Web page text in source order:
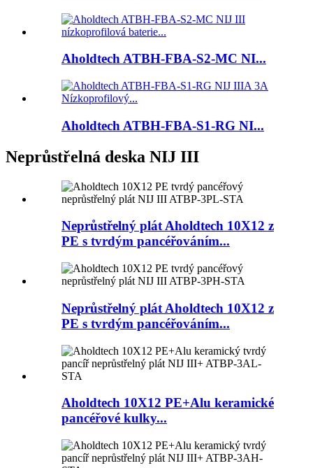
Aholdtech ATBH-FBA-S2-MC NI...
Aholdtech ATBH-FBA-S1-RG NI...
Neprůstřelná deska NIJ III
Neprůstřelný plát Aholdtech 10X12 z
PE s tvrdým pancéřováním...
Neprůstřelný plát Aholdtech 10X12 z
PE s tvrdým pancéřováním...
Aholdtech 10X12 PE+Alu keramické
pancéřové kulky...